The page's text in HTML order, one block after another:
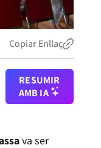
Copiar Enllaç
RESUMIR
AMB IA
va ser